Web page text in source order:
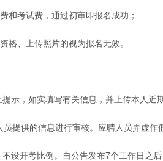
和考试费，通过初审即报名成功；
格、上传照片的视为报名无效。
示，如实填写有关信息，并上传本人近
提供的信息进行审核。应聘人员弄虚作
设开考比例。自公告发布7个工作日之